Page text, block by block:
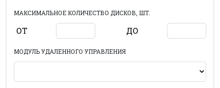
МАКСИМАЛЬНОЕ КОЛИЧЕСТВО ДИСКОВ, ШТ.
ОТ ДО
МОДУЛЬ УДАЛЕННОГО УПРАВЛЕНИЯ